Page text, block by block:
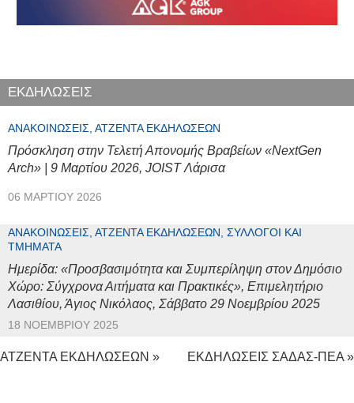
ΕΚΔΗΛΩΣΕΙΣ
ΑΝΑΚΟΙΝΏΣΕΙΣ, ΑΤΖΈΝΤΑ ΕΚΔΗΛΏΣΕΩΝ
Πρόσκληση στην Τελετή Απονομής Βραβείων «NextGen
Arch» | 9 Μαρτίου 2026, JOIST Λάρισα
06 ΜΑΡΤΊΟΥ 2026
ΑΝΑΚΟΙΝΏΣΕΙΣ, ΑΤΖΈΝΤΑ ΕΚΔΗΛΏΣΕΩΝ, ΣΎΛΛΟΓΟΙ ΚΑΙ
ΤΜΉΜΑΤΑ
Ημερίδα: «Προσβασιμότητα και Συμπερίληψη στον Δημόσιο
Χώρο: Σύγχρονα Αιτήματα και Πρακτικές», Επιμελητήριο
Λασιθίου, Άγιος Νικόλαος, Σάββατο 29 Νοεμβρίου 2025
18 ΝΟΕΜΒΡΊΟΥ 2025
ΑΤΖΕΝΤΑ ΕΚΔΗΛΩΣΕΩΝ » ΕΚΔΗΛΩΣΕΙΣ ΣΑΔΑΣ-ΠΕΑ »